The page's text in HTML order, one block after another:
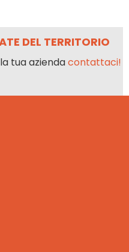
DEL TERRITORIO
tua aziendacontattaci!